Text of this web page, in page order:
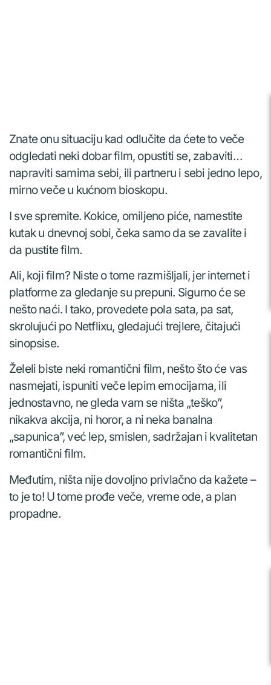
Znate onu situaciju kad odlučite da ćete to veče
odgledati neki dobar film, opustiti se, zabaviti…
napraviti samima sebi, ili partneru i sebi jedno lepo,
mirno veče u kućnom bioskopu.
I sve spremite. Kokice, omiljeno piće, namestite
kutak u dnevnoj sobi, čeka samo da se zavalite i
da pustite film.
Ali, koji film? Niste o tome razmišljali, jer internet i
platforme za gledanje su prepuni. Sigurno će se
nešto naći. I tako, provedete pola sata, pa sat,
skrolujući po Netflixu, gledajući trejlere, čitajući
sinopsise.
Želeli biste neki romantični film, nešto što će vas
nasmejati, ispuniti veče lepim emocijama, ili
jednostavno, ne gleda vam se ništa „teško”,
nikakva akcija, ni horor, a ni neka banalna
„sapunica”, već lep, smislen, sadržajan i kvalitetan
romantični film.
Međutim, ništa nije dovoljno privlačno da kažete –
to je to! U tome prođe veče, vreme ode, a plan
propadne.